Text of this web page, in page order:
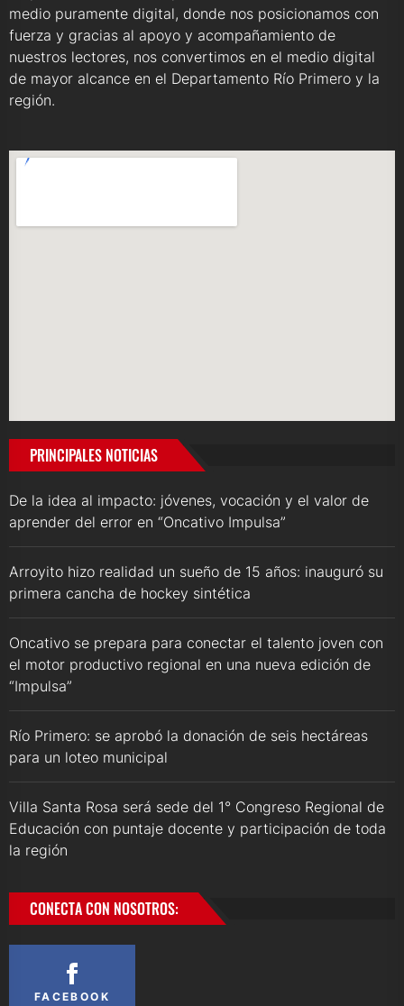
medio puramente digital, donde nos posicionamos con
fuerza y gracias al apoyo y acompañamiento de
nuestros lectores, nos convertimos en el medio digital
de mayor alcance en el Departamento Río Primero y la
región.
PRINCIPALES NOTICIAS
De la idea al impacto: jóvenes, vocación y el valor de
aprender del error en “Oncativo Impulsa”
Arroyito hizo realidad un sueño de 15 años: inauguró su
primera cancha de hockey sintética
Oncativo se prepara para conectar el talento joven con
el motor productivo regional en una nueva edición de
“Impulsa”
Río Primero: se aprobó la donación de seis hectáreas
para un loteo municipal
Villa Santa Rosa será sede del 1° Congreso Regional de
Educación con puntaje docente y participación de toda
la región
CONECTA CON NOSOTROS:
FACEBOOK